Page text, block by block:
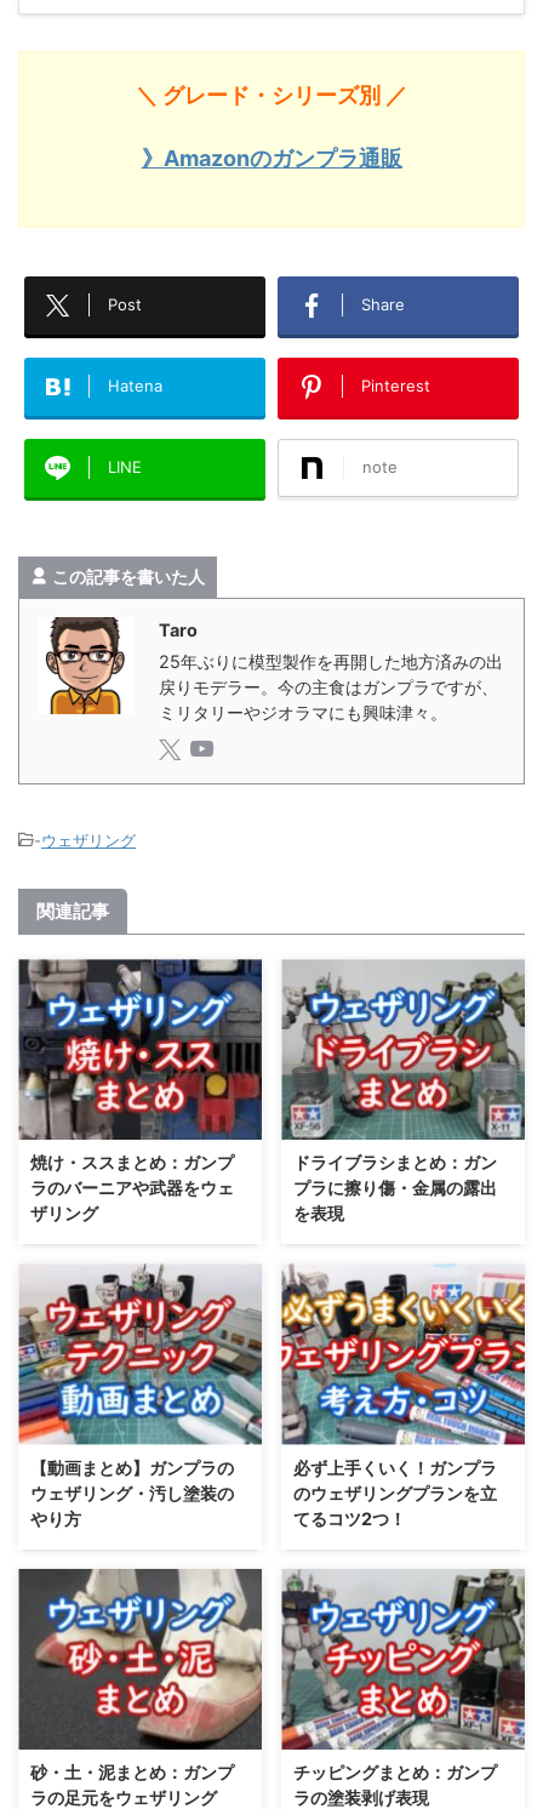
＼ グレード・シリーズ別 ／
》Amazonのガンプラ通販
Post Share
Hatena Pinterest
LINE note
この記事を書いた人
Taro
25年ぶりに模型製作を再開した地方済みの出
戻りモデラー。今の主食はガンプラですが、
ミリタリーやジオラマにも興味津々。
-ウェザリング
関連記事
焼け・ススまとめ：ガンプ
ラのバーニアや武器をウェ
ザリング
ドライブラシまとめ：ガン
プラに擦り傷・金属の露出
を表現
【動画まとめ】ガンプラの
ウェザリング・汚し塗装の
やり方
必ず上手くいく！ガンプラ
のウェザリングプランを立
てるコツ2つ！
砂・土・泥まとめ：ガンプ
ラの足元をウェザリング
チッピングまとめ：ガンプ
ラの塗装剥げ表現